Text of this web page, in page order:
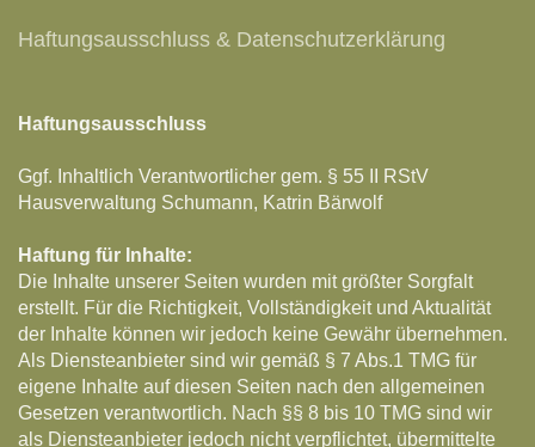
Haftungsausschluss & Datenschutzerklärung
Haftungsausschluss
Ggf. Inhaltlich Verantwortlicher gem. § 55 II RStV
Hausverwaltung Schumann, Katrin Bärwolf
Haftung für Inhalte:
Die Inhalte unserer Seiten wurden mit größter Sorgfalt
erstellt. Für die Richtigkeit, Vollständigkeit und Aktualität
der Inhalte können wir jedoch keine Gewähr übernehmen.
Als Diensteanbieter sind wir gemäß § 7 Abs.1 TMG für
eigene Inhalte auf diesen Seiten nach den allgemeinen
Gesetzen verantwortlich. Nach §§ 8 bis 10 TMG sind wir
als Diensteanbieter jedoch nicht verpflichtet, übermittelte